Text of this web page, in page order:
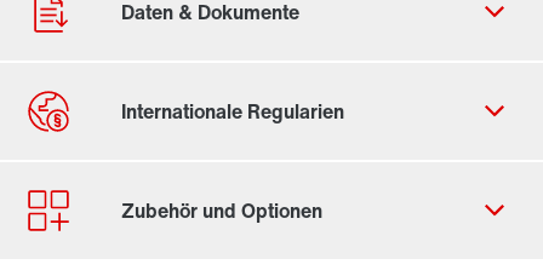
Kontaktformular
Standorte/Kontakt weltweit